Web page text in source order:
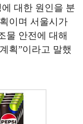
대한 원인을 분
이며 서울시가
물 안전에 대해
획”이라고 말했